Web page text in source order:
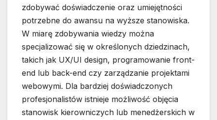
zdobywać doświadczenie oraz umiejętności
potrzebne do awansu na wyższe stanowiska.
W miarę zdobywania wiedzy można
specjalizować się w określonych dziedzinach,
takich jak UX/UI design, programowanie front-
end lub back-end czy zarządzanie projektami
webowymi. Dla bardziej doświadczonych
profesjonalistów istnieje możliwość objęcia
stanowisk kierowniczych lub menedżerskich w